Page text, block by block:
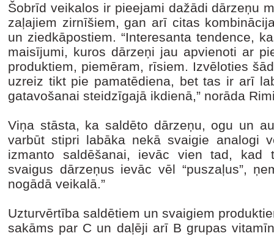
Šobrīd veikalos ir pieejami dažādi dārzeņu
zaļajiem zirnīšiem, gan arī citas
un ziedkāpostiem. “Interesanta tendence,
maisījumi, kuros dārzeņi jau apvienoti ar
produktiem, piemēram, rīsiem. Izvēloties
uzreiz tikt pie pamatēdiena, bet tas ir arī
gatavošanai steidzīgajā ikdienā,” norāda
Viņa stāsta, ka saldēto dārzeņu, ogu un
varbūt stipri labāka nekā svaigie analogi
izmanto saldēšanai, ievāc vien tad, kad
svaigus dārzeņus ievāc vēl “puszaļus”,
nogādā veikalā.”
Uzturvērtība saldētiem un svaigiem
sakāms par C un daļēji arī B grupas